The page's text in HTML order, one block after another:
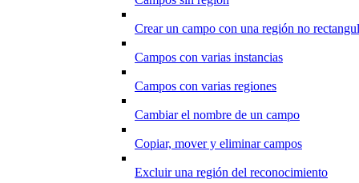
Crear un campo con una región no
Campos con varias instancias
Campos con varias regiones
Cambiar el nombre de un campo
Copiar, mover y eliminar campos
Excluir una región del reconocimiento